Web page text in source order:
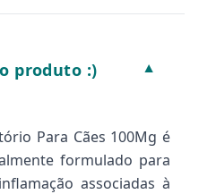
produto :) ▼
Para Cães 100Mg é
formulado para
associadas à